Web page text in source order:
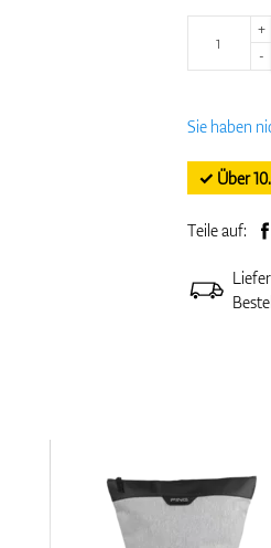
+
-
Sie haben
✓ Über
Teile auf: